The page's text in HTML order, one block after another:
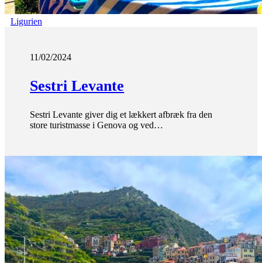
Ligurien
11/02/2024
Sestri Levante
Sestri Levante giver dig et lækkert afbræk fra den
store turistmasse i Genova og ved…